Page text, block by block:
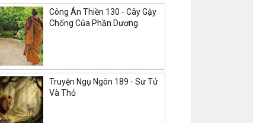
Công Án Thiền 130 - Cây Gậy
Chống Của Phần Dương
Truyện Ngụ Ngôn 189 - Sư Tử
Và Thỏ